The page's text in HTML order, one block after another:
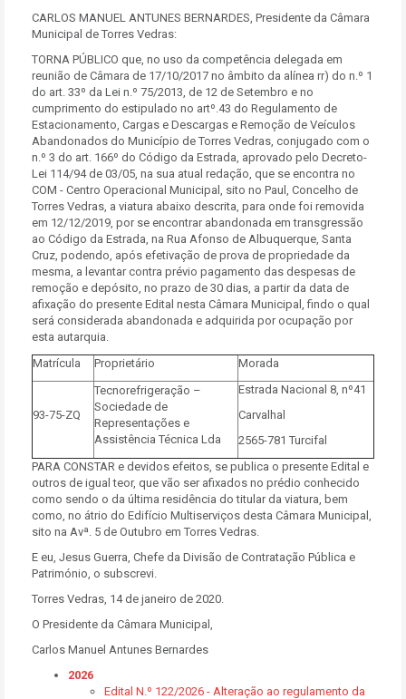
CARLOS MANUEL ANTUNES BERNARDES, Presidente da Câmara
Municipal de Torres Vedras:
TORNA PÚBLICO que, no uso da competência delegada em
reunião de Câmara de 17/10/2017 no âmbito da alínea rr) do n.º 1
do art. 33º da Lei n.º 75/2013, de 12 de Setembro e no
cumprimento do estipulado no artº.43 do Regulamento de
Estacionamento, Cargas e Descargas e Remoção de Veículos
Abandonados do Município de Torres Vedras, conjugado com o
n.º 3 do art. 166º do Código da Estrada, aprovado pelo Decreto-
Lei 114/94 de 03/05, na sua atual redação, que se encontra no
COM - Centro Operacional Municipal, sito no Paul, Concelho de
Torres Vedras, a viatura abaixo descrita, para onde foi removida
em 12/12/2019, por se encontrar abandonada em transgressão
ao Código da Estrada, na Rua Afonso de Albuquerque, Santa
Cruz, podendo, após efetivação de prova de propriedade da
mesma, a levantar contra prévio pagamento das despesas de
remoção e depósito, no prazo de 30 dias, a partir da data de
afixação do presente Edital nesta Câmara Municipal, findo o qual
será considerada abandonada e adquirida por ocupação por
esta autarquia.
Matrícula
Proprietário Morada
93-75-ZQ
Tecnorefrigeração –
Sociedade de
Representações e
Assistência Técnica Lda
Estrada Nacional 8, nº41
Carvalhal
2565-781 Turcifal
PARA CONSTAR e devidos efeitos, se publica o presente Edital e
outros de igual teor, que vão ser afixados no prédio conhecido
como sendo o da última residência do titular da viatura, bem
como, no átrio do Edifício Multiserviços desta Câmara Municipal,
sito na Avª. 5 de Outubro em Torres Vedras.
E eu, Jesus Guerra, Chefe da Divisão de Contratação Pública e
Património, o subscrevi.
Torres Vedras, 14 de janeiro de 2020.
O Presidente da Câmara Municipal,
Carlos Manuel Antunes Bernardes
2026
Edital N.º 122/2026 - Alteração ao regulamento da